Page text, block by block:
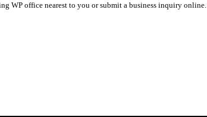
WP office nearest to you or submit a business inquiry online.